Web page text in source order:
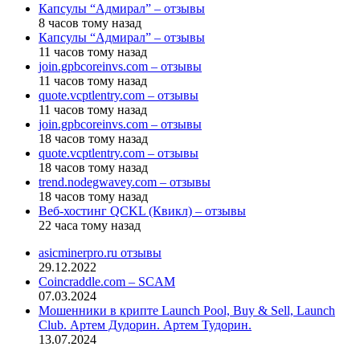
Капсулы “Адмирал” – отзывы
8 часов тому назад
Капсулы “Адмирал” – отзывы
11 часов тому назад
join.gpbcoreinvs.com – отзывы
11 часов тому назад
quote.vcptlentry.com – отзывы
11 часов тому назад
join.gpbcoreinvs.com – отзывы
18 часов тому назад
quote.vcptlentry.com – отзывы
18 часов тому назад
trend.nodegwavey.com – отзывы
18 часов тому назад
Веб-хостинг QCKL (Квикл) – отзывы
22 часа тому назад
asicminerpro.ru отзывы
29.12.2022
Coincraddle.com – SCAM
07.03.2024
Мошенники в крипте Launch Pool, Buy & Sell, Launch
Club. Артем Дудорин. Артем Тудорин.
13.07.2024